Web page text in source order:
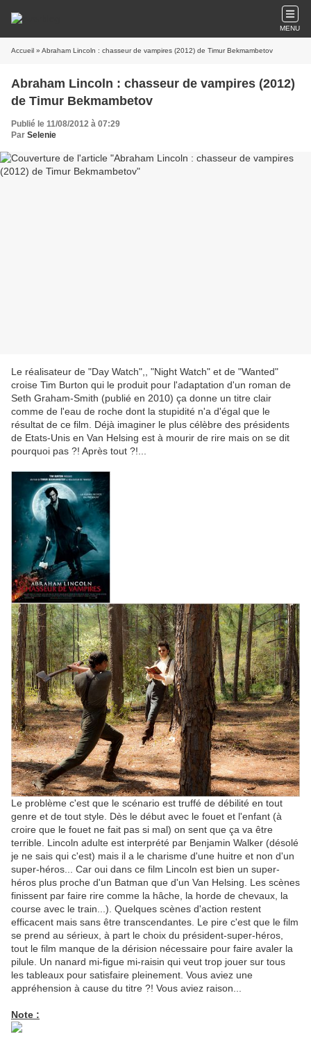
MENU
Accueil » Abraham Lincoln : chasseur de vampires (2012) de Timur Bekmambetov
Abraham Lincoln : chasseur de vampires (2012)
de Timur Bekmambetov
Publié le 11/08/2012 à 07:29
Par Selenie
Le réalisateur de "Day Watch",, "Night Watch" et de "Wanted"
croise Tim Burton qui le produit pour l'adaptation d'un roman de
Seth Graham-Smith (publié en 2010) ça donne un titre clair
comme de l'eau de roche dont la stupidité n'a d'égal que le
résultat de ce film. Déjà imaginer le plus célèbre des présidents
de Etats-Unis en Van Helsing est à mourir de rire mais on se dit
pourquoi pas ?! Après tout ?!...
Le problème c'est que le scénario est truffé de débilité en tout
genre et de tout style. Dès le début avec le fouet et l'enfant (à
croire que le fouet ne fait pas si mal) on sent que ça va être
terrible. Lincoln adulte est interprété par Benjamin Walker (désolé
je ne sais qui c'est) mais il a le charisme d'une huitre et non d'un
super-héros... Car oui dans ce film Lincoln est bien un super-
héros plus proche d'un Batman que d'un Van Helsing. Les scènes
finissent par faire rire comme la hâche, la horde de chevaux, la
course avec le train...). Quelques scènes d'action restent
efficacent mais sans être transcendantes. Le pire c'est que le film
se prend au sérieux, à part le choix du président-super-héros,
tout le film manque de la dérision nécessaire pour faire avaler la
pilule. Un nanard mi-figue mi-raisin qui veut trop jouer sur tous
les tableaux pour satisfaire pleinement. Vous aviez une
appréhension à cause du titre ?! Vous aviez raison...
Note :